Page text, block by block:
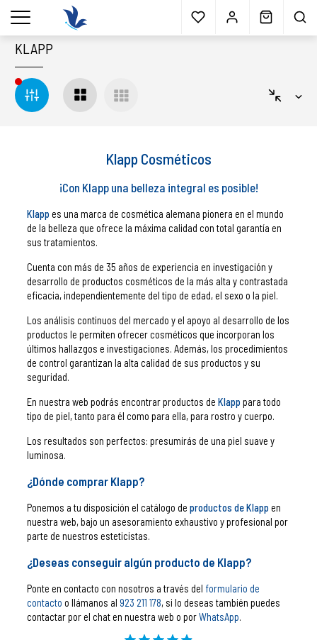
Envío gratisa partir 40€* Muestras gratis Blog
menu
KLAPP
Klapp Cosméticos
¡Con Klapp una belleza integral es posible!
Klappes una marca de cosmética alemana pionera en el mundo
de la belleza que ofrece la máxima calidad con total garantía en
sus tratamientos.
Cuenta con más de 35 años de experiencia en investigación y
desarrollo de productos cosméticos de la más alta y contrastada
eficacia, independientemente del tipo de edad, el sexo o la piel.
Los análisis continuos del mercado y el apoyo al desarrollo de los
productos le permiten ofrecer cosméticos que incorporan los
últimos hallazgos e investigaciones. Además, los procedimientos
de control garantizan la alta calidad de sus productos y su
seguridad.
En nuestra web podrás encontrar productos deKlapp para todo
tipo de piel, tanto para él como para ella, para rostro y cuerpo.
Los resultados son perfectos: presumirás de una piel suave y
luminosa.
¿Dónde comprar Klapp?
Ponemos a tu disposición el catálogo deproductos de Klapp en
nuestra web, bajo un asesoramiento exhaustivo y profesional por
parte de nuestros esteticistas.
¿Deseas conseguir algún producto de Klapp?
Ponte en contacto con nosotros a través del formulario de
contacto o llámanos al923 211 178, si lo deseas también puedes
contactar por el chat en nuestra web o porWhatsApp.